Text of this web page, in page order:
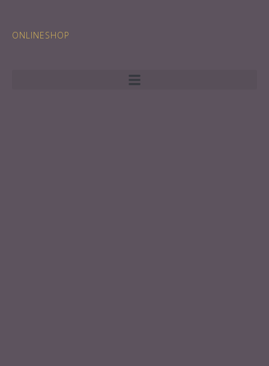
ONLINESHOP